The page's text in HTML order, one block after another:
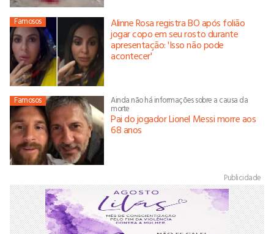
Famosos Alinne Rosa registra BO após folião
jogar copo em seu rosto durante
apresentação: 'Isso não pode
acontecer'
Famosos Ainda não há informações sobre a causa da
morte
Pai do jogador Lionel Messi morre aos
68 anos
Publicidade